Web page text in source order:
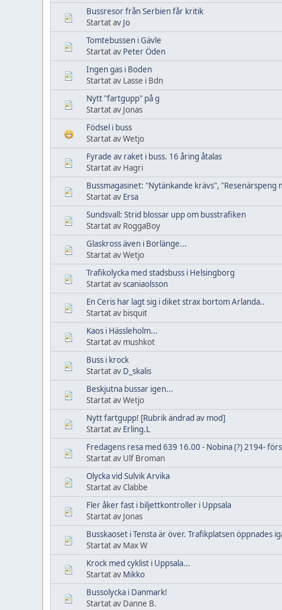
Bussresor från Serbien får kritik
Startat av Jo
Tomtebussen i Gävle
Startat av Peter Öden
Ingen gas i Boden
Startat av Lasse i Bdn
Nytt "fartgupp" på g
Startat av Jonas
Födsel i buss
Startat av Wetjo
Fyrade av raket i buss. 16 åring åtalas
Startat av Hagri
Bussmagasinet: "Nytänkande krävs", "Resenärspeng
Startat av Ersa
Sundsvall: Strid blossar upp om busstrafiken
Startat av RoggaBoy
Glaskross även i Borlänge...
Startat av Wetjo
Trafikolycka med stadsbuss i Helsingborg
Startat avscaniaolsson
En Ceris har lagt sig i diket strax bortom Arlanda..
Startat av bisquit
Kaos i Hässleholm...
Startat av mushkot
Buss i krock
Startat av D_skalis
Beskjutna bussar igen...
Startat av Wetjo
Nytt fartgupp! [Rubrik ändrad av mod]
Startat av Erling.L
Fredagens resa med 639 16.00 - Nobina (?) 2194-
Startat av Ulf Broman
Olycka vid Sulvik Arvika
Startat av Clabbe
Fler åker fast i biljettkontroller i Uppsala
Startat av Jonas
Busskaoset i Tensta är över. Trafikplatsen öppnades
Startat av Max W
Krock med cyklist i Uppsala...
Startat av Mikko
Bussolycka i Danmark!
Startat av Danne B.